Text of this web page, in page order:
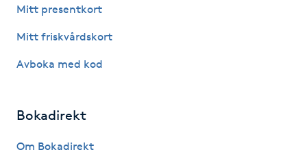
Microshading
Mitt presentkort
Mitt friskvårdskort
Avboka med kod
Bokadirekt
Om Bokadirekt